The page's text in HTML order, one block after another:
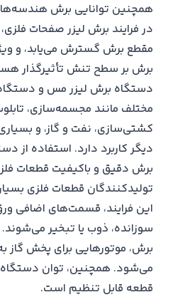
همچنین توانایی برش
در فرایند برش لیزر صفحات
مقطع برش گسترش می‌یابد، و
برش بر سطح تنش تأثیرگذار
دستگاه برش لیزر مس و دستگاه
مختلف مانند مجسمه‌سازی،
کشتی‌سازی، نفت و گاز، و
دیگر کاربرد دارد. استفاده از
برش دقیق و باکیفیت قطعات
تولیدکنندگان قطعات فلزی
این فرایند، قسمت‌های اضافی
سوزانده، ذوب یا تبخیر می‌شوند.
برش، موتورهایی برای پخش گاز
می‌شود. همچنین، توان
قطعه قابل تنظیم است.